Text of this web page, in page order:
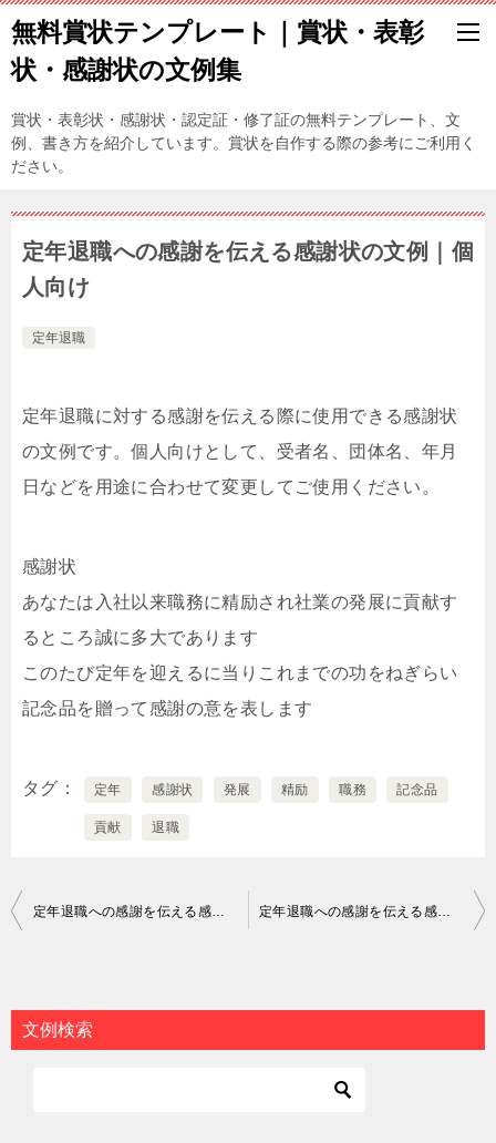
無料賞状テンプレート｜賞状・表彰
状・感謝状の文例集
賞状・表彰状・感謝状・認定証・修了証の無料テンプレート、文
例、書き方を紹介しています。賞状を自作する際の参考にご利用く
ださい。
定年退職への感謝を伝える感謝状の文例｜個
人向け
定年退職
定年退職に対する感謝を伝える際に使用できる感謝状
の文例です。個人向けとして、受者名、団体名、年月
日などを用途に合わせて変更してご使用ください。
感謝状
あなたは入社以来職務に精励され社業の発展に貢献す
るところ誠に多大であります
このたび定年を迎えるに当りこれまでの功をねぎらい
記念品を贈って感謝の意を表します
タグ 定年 感謝状 発展 精励 職務 記念品
貢献 退職
投
ビ
ゲ
定年退職への感謝を伝える感謝状の文例｜個人向け 定年退職への感謝を伝える感謝状の文例｜個人向け
文例検索